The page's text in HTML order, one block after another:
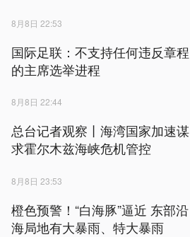
8月8日 22:53
国际足联：不支持任何违反章程
的主席选举进程
8月8日 22:44
总台记者观察丨海湾国家加速谋
求霍尔木兹海峡危机管控
8月8日 23:53
橙色预警！“白海豚”逼近 东部沿
海局地有大暴雨、特大暴雨